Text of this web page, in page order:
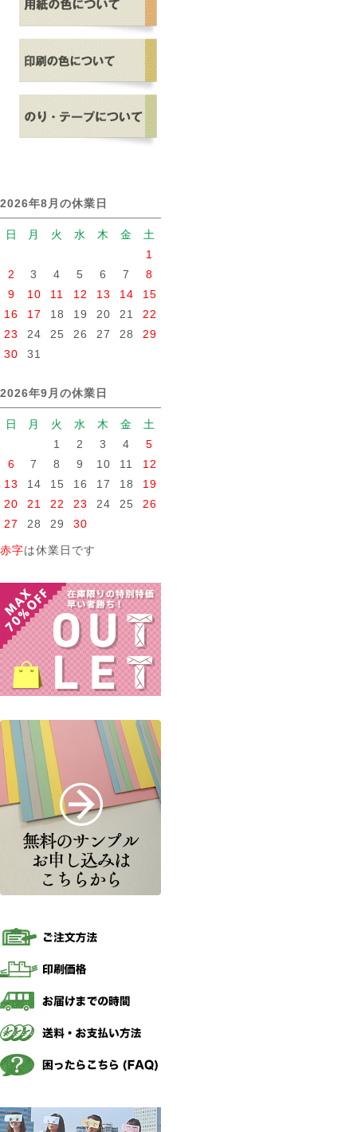
2026年8月の休業日
日 月 火 水 木 金
土
1
2
3 4 5 6 7
8
9
10 11 12 13 14
15
16
17 18 19 20 21
22
23
24 25 26 27 28
29
30
31
2026年9月の休業日
日 月 火 水 木 金
土
1
2 3 4
5
6
7 8 9 10 11
12
13
14 15 16 17 18
19
20
21 22 23 24 25
26
27
28 29 30
赤字は休業日です